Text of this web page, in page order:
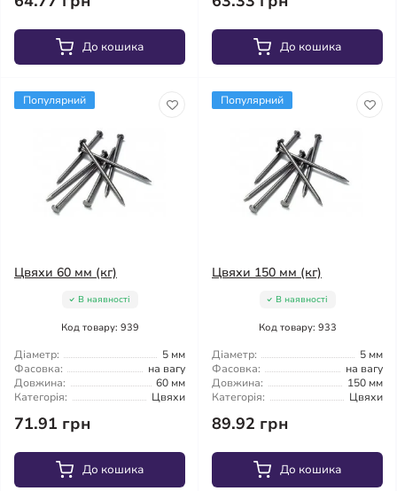
До кошика До кошика
Популярний
Цвяхи 60 мм (кг)
В наявності
Код товару: 939
Діаметр:
5 мм
Фасовка:
на вагу
Довжина:
60 мм
Категорія:
Цвяхи
71.91 грн
До кошика
Популярний
Цвяхи 150 мм (кг)
В наявності
Код товару: 933
Діаметр:
5 мм
Фасовка:
на вагу
Довжина:
150 мм
Категорія:
Цвяхи
89.92 грн
До кошика